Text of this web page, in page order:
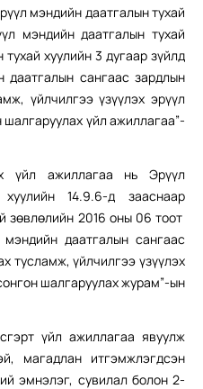
мэндийн даатгалын тухай
мэндийн даатгалын тухай
хуулийн 3 дугаар зүйлд
даатгалын сангаас зардлын
үйлчилгээ үзүүлэх эрүүл
үйл ажиллагаа”-
үйл ажиллагаа нь Эрүүл
14.9.6-д зааснаар
зөвлөлийн 2016 оны 06 тоот
даатгалын сангаас
тусламж, үйлчилгээ үзүүлэх
шалгаруулах журам”-ын
үйл ажиллагаа явуулж
магадлан итгэмжлэгдсэн
эмнэлэг, сувилал болон 2-